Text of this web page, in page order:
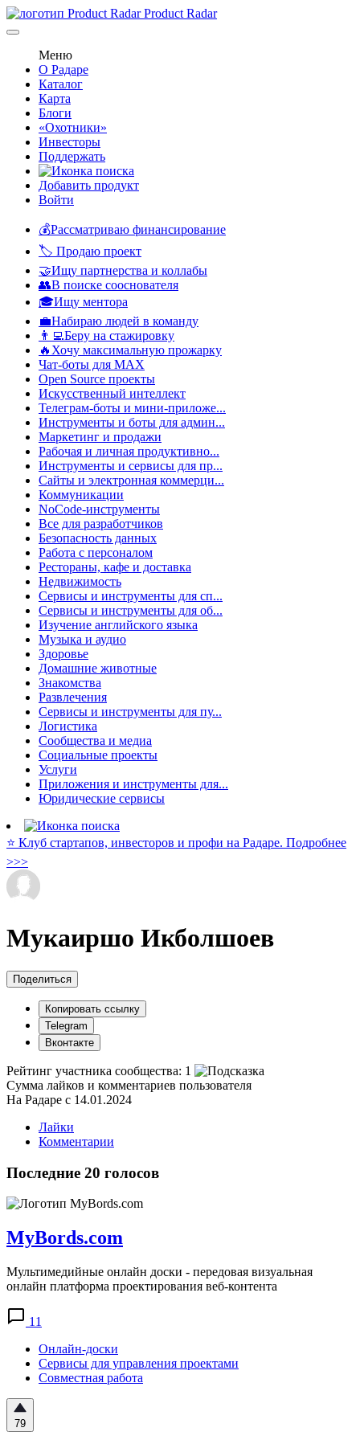
Product Radar
Меню
О Радаре
Каталог
Карта
Блоги
«Охотники»
Инвесторы
Поддержать
Добавить продукт
Войти
💰Рассматриваю финансирование
🏷️ Продаю проект
🤝Ищу партнерства и коллабы
👥В поиске сооснователя
🎓Ищу ментора
💼Набираю людей в команду
👨‍💻Беру на стажировку
🔥Хочу максимальную прожарку
Чат-боты для MAX
Open Source проекты
Искусственный интеллект
Телеграм-боты и мини-приложе...
Инструменты и боты для админ...
Маркетинг и продажи
Рабочая и личная продуктивно...
Инструменты и сервисы для пр...
Сайты и электронная коммерци...
Коммуникации
NoCode-инструменты
Все для разработчиков
Безопасность данных
Работа с персоналом
Рестораны, кафе и доставка
Недвижимость
Сервисы и инструменты для сп...
Сервисы и инструменты для об...
Изучение английского языка
Музыка и аудио
Здоровье
Домашние животные
Знакомства
Развлечения
Сервисы и инструменты для пу...
Логистика
Сообщества и медиа
Социальные проекты
Услуги
Приложения и инструменты для...
Юридические сервисы
⭐️ Клуб стартапов, инвесторов и профи на Радаре. Подробнее
>>>
Мукаиршо Икболшоев
Поделиться
Копировать ссылку
Telegram
Вконтакте
Рейтинг участника сообщества: 1
Сумма лайков и комментариев пользователя
На Радаре с 14.01.2024
Лайки
Комментарии
Последние 20 голосов
MyBords.com
Мультимедийные онлайн доски - передовая визуальная
онлайн платформа проектирования веб-контента
11
Онлайн-доски
Сервисы для управления проектами
Совместная работа
79